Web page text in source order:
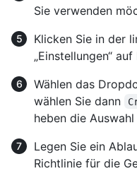
Sie verwenden
Klicken Sie in der
„Einstellungen“ auf
Wählen das
wählen Sie dann
heben die
Legen Sie ein
Richtlinie für die